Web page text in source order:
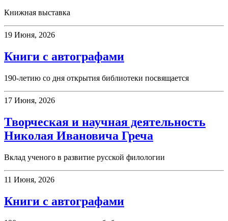
Книжная выставка
19 Июня, 2026
Книги с автографами
190-летию со дня открытия библиотеки посвящается
17 Июня, 2026
Творческая и научная деятельность
Николая Ивановича Греча
Вклад ученого в развитие русской филологии
11 Июня, 2026
Книги с автографами